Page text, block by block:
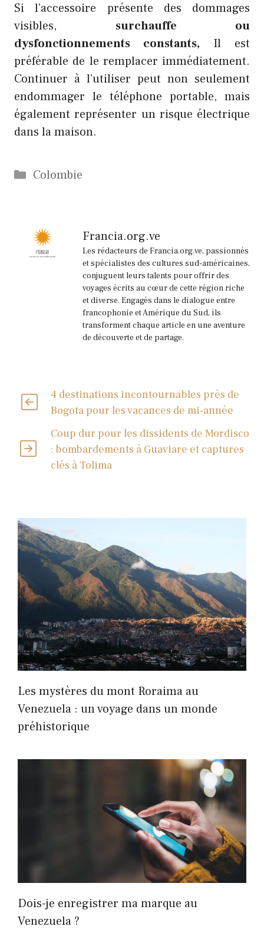
Si l’accessoire présente des dommages
visibles, surchauffe ou
dysfonctionnements constants, Il est
préférable de le remplacer immédiatement.
Continuer à l’utiliser peut non seulement
endommager le téléphone portable, mais
également représenter un risque électrique
dans la maison.
Catégories
Colombie
Francia.org.ve
Les rédacteurs de Francia.org.ve, passionnés
et spécialistes des cultures sud-américaines,
conjuguent leurs talents pour offrir des
voyages écrits au cœur de cette région riche
et diverse. Engagés dans le dialogue entre
francophonie et Amérique du Sud, ils
transforment chaque article en une aventure
de découverte et de partage.
4 destinations incontournables près de
Bogota pour les vacances de mi-année
Coup dur pour les dissidents de Mordisco
: bombardements à Guaviare et captures
clés à Tolima
Les mystères du mont Roraima au
Venezuela : un voyage dans un monde
préhistorique
Dois-je enregistrer ma marque au
Venezuela ?